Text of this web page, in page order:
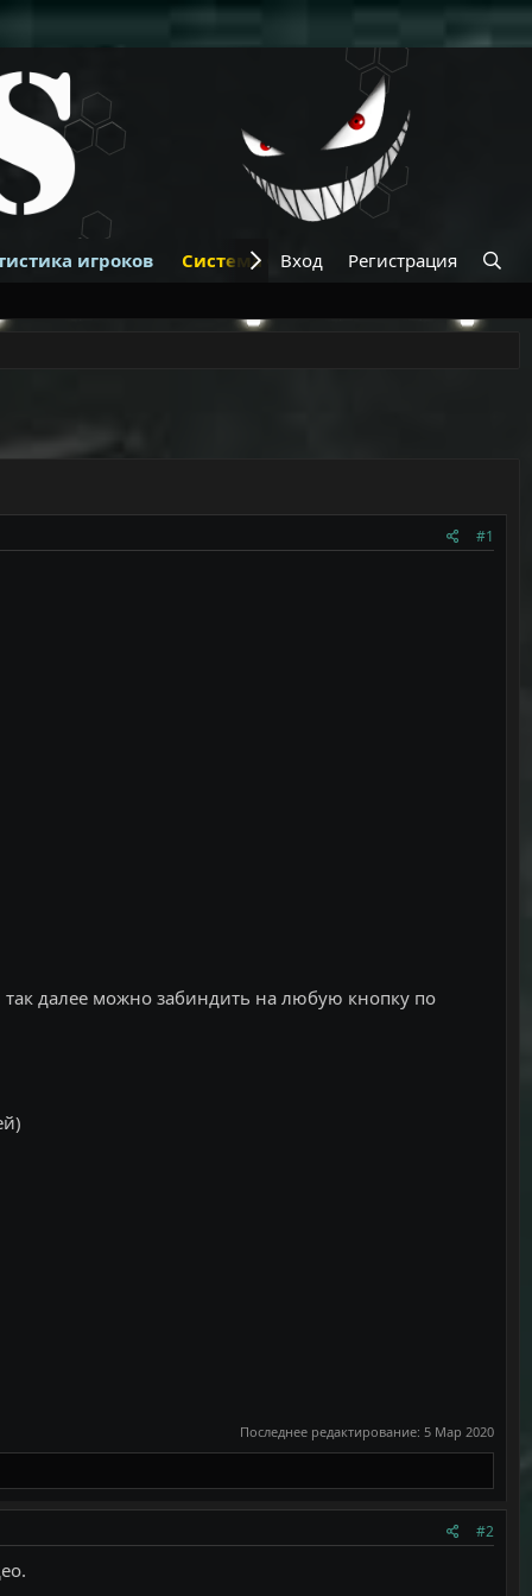
игроков Система банов Купить VIP
Вход Регистрация
#1
так далее можно забиндить на любую кнопку по
Последнее редактирование: 5 Мар 2020
#2